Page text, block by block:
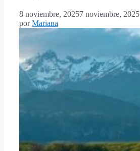
8 noviembre, 20257 noviembre, 2025
porMariana